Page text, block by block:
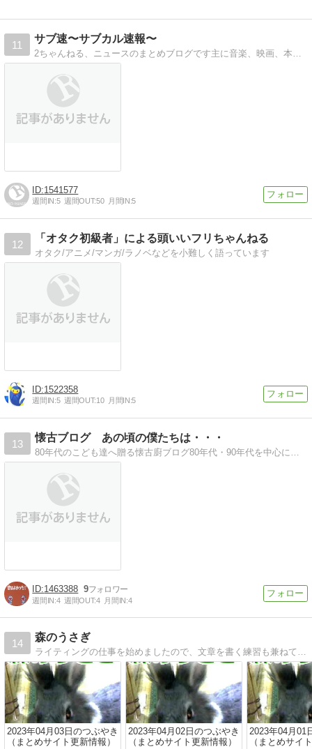
11
サブ速〜サブカル速報〜
1541577
週間IN:5 週間OUT:50 月間IN:5
12
「オタク初級者」による頭いいフリちゃんねる
オタク/アニメ/マンガ/ラノベなどを小難しく語っています
1522358
週間IN:5 週間OUT:10 月間IN:5
13
懐古ブログ あの頃の僕たちは・・・
1463388 9
週間IN:4 週間OUT:4 月間IN:4
14
森のうさぎ
2023年04月03日のつぶやき
（まとめサイト更新情報）
2023年04月02日のつぶやき
（まとめサイト更新情報）
2023年04月01
（まとめサイ